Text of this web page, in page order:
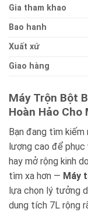
Gia tham khao
Bao hanh
Xuất xứ
Giao hàng
Máy Trộn Bột
Hoàn Hảo Cho
Bạn đang tìm
lượng cao để
hay mở rộng kinh
tìm xa hơn — Máy
lựa chọn lý tưởng
dung tích 7L rộng